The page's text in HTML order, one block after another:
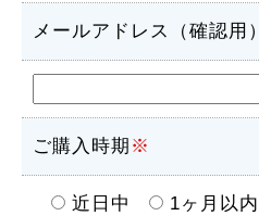
メールアドレス（確認用）
ご購入時期 ※
近日中 1ヶ月以内